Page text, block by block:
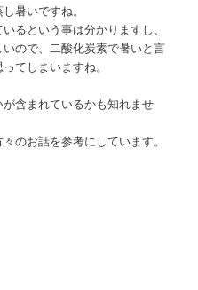
暑いですね。
るという事は分かりますし、
ので、二酸化炭素で暑いと言
てしまいますね。
含まれているかも知れませ
のお話を参考にしています。